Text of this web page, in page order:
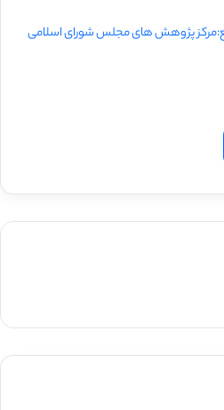
پژوهش های مجلس شورای اسلامی